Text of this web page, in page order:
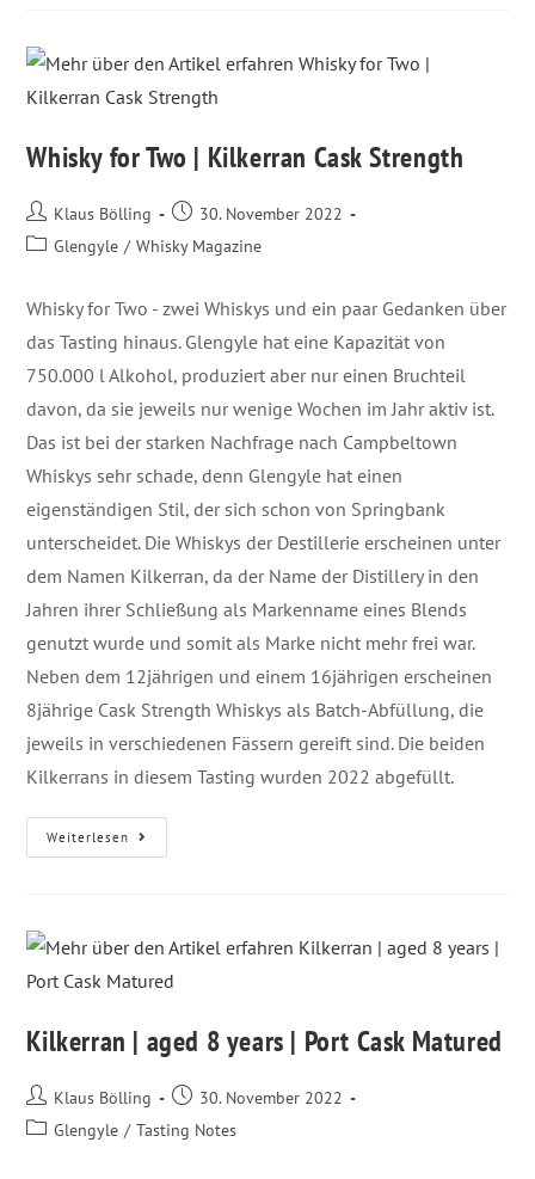
Whisky for Two | Kilkerran Cask Strength
Klaus Bölling
30. November 2022
Glengyle / Whisky Magazine
Whisky for Two - zwei Whiskys und ein paar Gedanken über
das Tasting hinaus. Glengyle hat eine Kapazität von
750.000 l Alkohol, produziert aber nur einen Bruchteil
davon, da sie jeweils nur wenige Wochen im Jahr aktiv ist.
Das ist bei der starken Nachfrage nach Campbeltown
Whiskys sehr schade, denn Glengyle hat einen
eigenständigen Stil, der sich schon von Springbank
unterscheidet. Die Whiskys der Destillerie erscheinen unter
dem Namen Kilkerran, da der Name der Distillery in den
Jahren ihrer Schließung als Markenname eines Blends
genutzt wurde und somit als Marke nicht mehr frei war.
Neben dem 12jährigen und einem 16jährigen erscheinen
8jährige Cask Strength Whiskys als Batch-Abfüllung, die
jeweils in verschiedenen Fässern gereift sind. Die beiden
Kilkerrans in diesem Tasting wurden 2022 abgefüllt.
Weiterlesen
Kilkerran | aged 8 years | Port Cask Matured
Klaus Bölling
30. November 2022
Glengyle / Tasting Notes